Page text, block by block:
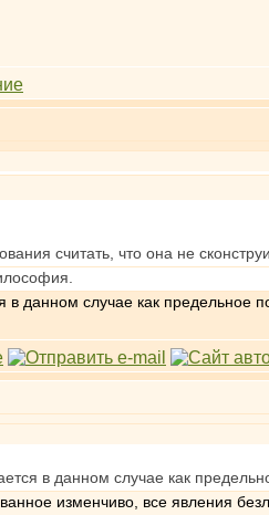
считать, что она не
данном случае как предельное
в данном случае как
изменчиво, все явления